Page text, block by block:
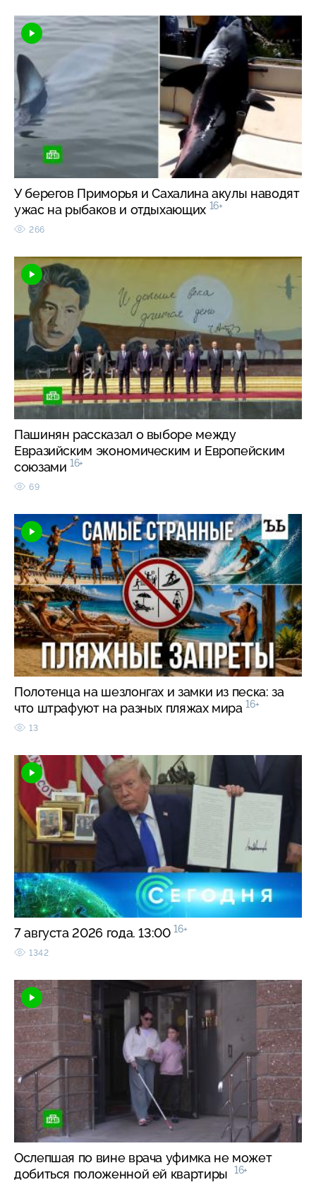
У берегов Приморья и Сахалина акулы наводят
ужас на рыбаков и отдыхающих 16+
266
Пашинян рассказал о выборе между
Евразийским экономическим и Европейским
союзами 16+
69
Полотенца на шезлонгах и замки из песка: за
что штрафуют на разных пляжах мира 16+
13
7 августа 2026 года. 13:00 16+
1342
Ослепшая по вине врача уфимка не может
добиться положенной ей квартиры
16+